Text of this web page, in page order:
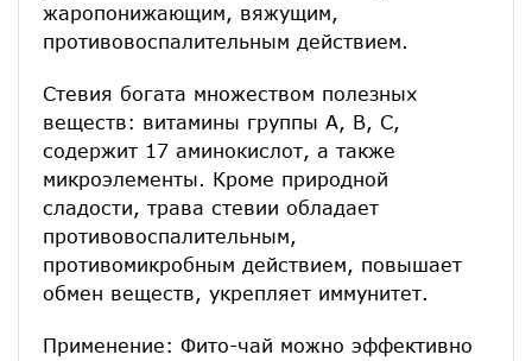
жаропонижающим, вяжущим,
противовоспалительным действием.
Стевия богата множеством полезных
веществ: витамины группы А, В, С,
содержит 17 аминокислот, а также
микроэлементы. Кроме природной
сладости, трава стевии обладает
противовоспалительным,
противомикробным действием, повышает
обмен веществ, укрепляет иммунитет.
Применение: Фито-чай можно эффективно